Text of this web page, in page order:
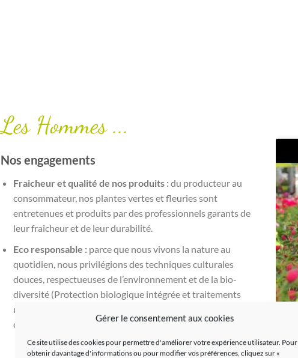
Gérer le consentement aux cookies
Ce site utilise des cookies pour permettre d'améliorer votre expérience utilisateur. Pour
obtenir davantage d'informations ou pour modifier vos préférences, cliquez sur «
Les Hommes ...
Nos engagements
Fraicheur et qualité de nos produits :du producteur au
consommateur, nos plantes vertes et fleuries sont
entretenues et produits par des professionnels garants de
leur fraîcheur et de leur durabilité.
Eco responsable :parce que nous vivons la nature au
quotidien, nous privilégions des techniques culturales
douces, respectueuses de l’environnement et de la bio-
diversité (Protection biologique intégrée et traitements
naturels, récupération des eaux de pluie, gestion de l’eau en
circuit fermé …).